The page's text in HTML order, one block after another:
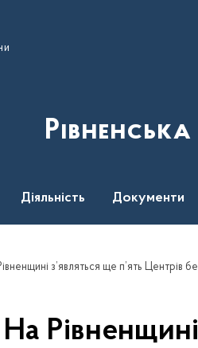
Діяльність Документи
з’являться ще п’ять Центрів
На